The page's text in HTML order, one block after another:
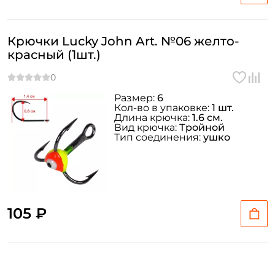
Крючки Lucky John Art. №06 желто-
красный (1шт.)
105 ₽
Размер: 6
Кол-во в упаковке: 1 шт.
Длина крючка: 1.6 см.
Вид крючка: Тройной
Тип соединения: ушко